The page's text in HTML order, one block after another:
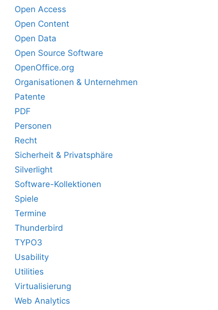
Open Access
Open Content
Open Data
Open Source Software
OpenOffice.org
Organisationen & Unternehmen
Patente
PDF
Personen
Recht
Sicherheit & Privatsphäre
Silverlight
Software-Kollektionen
Spiele
Termine
Thunderbird
TYPO3
Usability
Utilities
Virtualisierung
Web Analytics